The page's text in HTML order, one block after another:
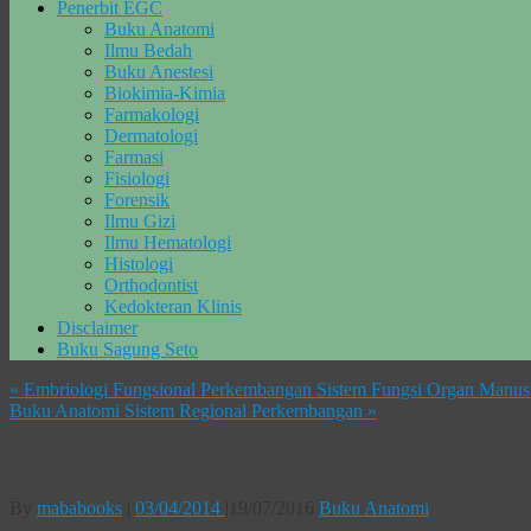
Penerbit EGC
Buku Anatomi
Ilmu Bedah
Buku Anestesi
Biokimia-Kimia
Farmakologi
Dermatologi
Farmasi
Fisiologi
Forensik
Ilmu Gizi
Ilmu Hematologi
Histologi
Orthodontist
Kedokteran Klinis
Disclaimer
Buku Sagung Seto
« Embriologi Fungsional Perkembangan Sistem Fungsi Organ
Buku Anatomi Sistem Regional Perkembangan »
mababooks 03/04/2014 Buku Anatomi